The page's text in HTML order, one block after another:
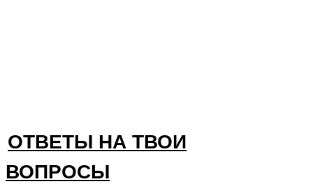
ОТВЕТЫ НА ТВОИ
ВОПРОСЫ